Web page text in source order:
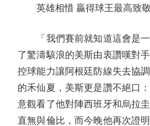
英雄相惜 贏得球王最高致敬
「我們賽前就知道這會是一
了驚濤駭浪的美斯由衷讚嘆對
控球能力讓阿根廷防線失去協
的禾仙夏，美斯更是讚不絕口
意觀看了他對陣西班牙和烏拉
直無與倫比，而今晚他再次證